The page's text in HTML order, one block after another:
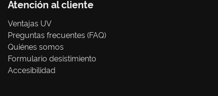
Atención al cliente
Ventajas UV
Preguntas frecuentes (FAQ)
Quiénes somos
Formulario desistimiento
Accesibilidad